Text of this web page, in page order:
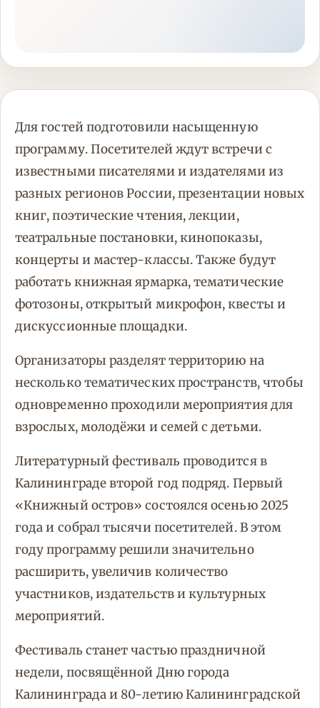
Для гостей подготовили насыщенную
программу. Посетителей ждут встречи с
известными писателями и издателями из
разных регионов России, презентации новых
книг, поэтические чтения, лекции,
театральные постановки, кинопоказы,
концерты и мастер-классы. Также будут
работать книжная ярмарка, тематические
фотозоны, открытый микрофон, квесты и
дискуссионные площадки.
Организаторы разделят территорию на
несколько тематических пространств, чтобы
одновременно проходили мероприятия для
взрослых, молодёжи и семей с детьми.
Литературный фестиваль проводится в
Калининграде второй год подряд. Первый
«Книжный остров» состоялся осенью 2025
года и собрал тысячи посетителей. В этом
году программу решили значительно
расширить, увеличив количество
участников, издательств и культурных
мероприятий.
Фестиваль станет частью праздничной
недели, посвящённой Дню города
Калининграда и 80-летию Калининградской